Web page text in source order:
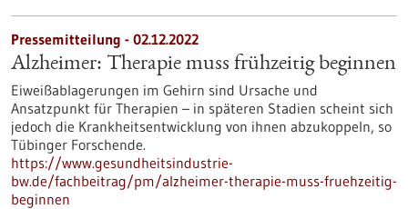
Pressemitteilung - 02.12.2022
Alzheimer: Therapie muss frühzeitig beginnen
Eiweißablagerungen im Gehirn sind Ursache und
Ansatzpunkt für Therapien – in späteren Stadien scheint sich
jedoch die Krankheitsentwicklung von ihnen abzukoppeln, so
Tübinger Forschende.
https://www.gesundheitsindustrie-
bw.de/fachbeitrag/pm/alzheimer-therapie-muss-fruehzeitig-
beginnen